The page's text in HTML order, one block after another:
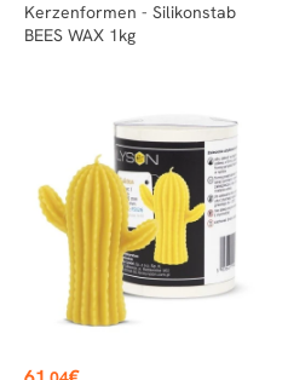
Kerzenformen - Silikonstab
BEES WAX 1kg
Preis